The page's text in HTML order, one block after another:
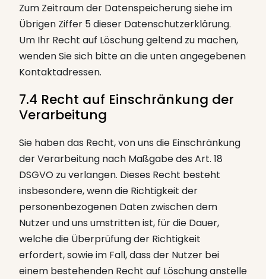
Zum Zeitraum der Datenspeicherung siehe im
Übrigen Ziffer 5 dieser Datenschutzerklärung.
Um Ihr Recht auf Löschung geltend zu machen,
wenden Sie sich bitte an die unten angegebenen
Kontaktadressen.
7.4 Recht auf Einschränkung der
Verarbeitung
Sie haben das Recht, von uns die Einschränkung
der Verarbeitung nach Maßgabe des Art. 18
DSGVO zu verlangen. Dieses Recht besteht
insbesondere, wenn die Richtigkeit der
personenbezogenen Daten zwischen dem
Nutzer und uns umstritten ist, für die Dauer,
welche die Überprüfung der Richtigkeit
erfordert, sowie im Fall, dass der Nutzer bei
einem bestehenden Recht auf Löschung anstelle